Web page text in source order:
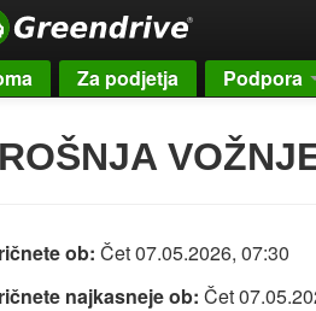
Za podjetja Podpora
ob: Čet 07.05.2026, 07:30
najkasneje ob: Čet